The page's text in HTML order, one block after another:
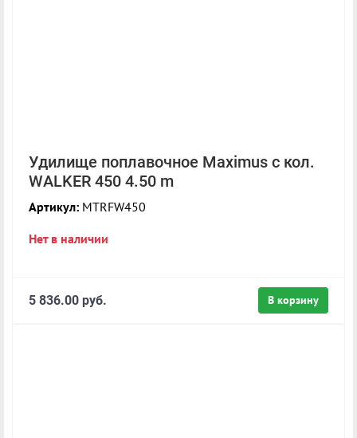
Удилище поплавочное Maximus с кол.
WALKER 450 4.50 m
Артикул: MTRFW450
Нет в наличии
В корзину
5 836.00 руб.